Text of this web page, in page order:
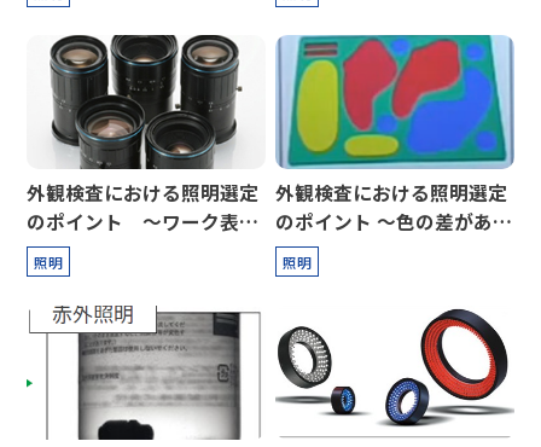
外観検査における照明選定
のポイント ～ワーク表面
に対して凹凸のない場合～
照明
外観検査における照明選定
のポイント ～色の差がある
もの～
照明